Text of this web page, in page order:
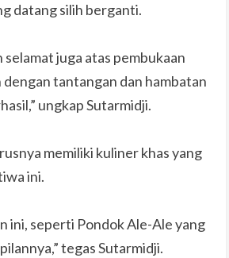
datang silih berganti.
juga atas pembukaan
tantangan dan hambatan
ungkap Sutarmidji.
memiliki kuliner khas yang
ini.
ini, seperti Pondok Ale-Ale yang
tegas Sutarmidji.